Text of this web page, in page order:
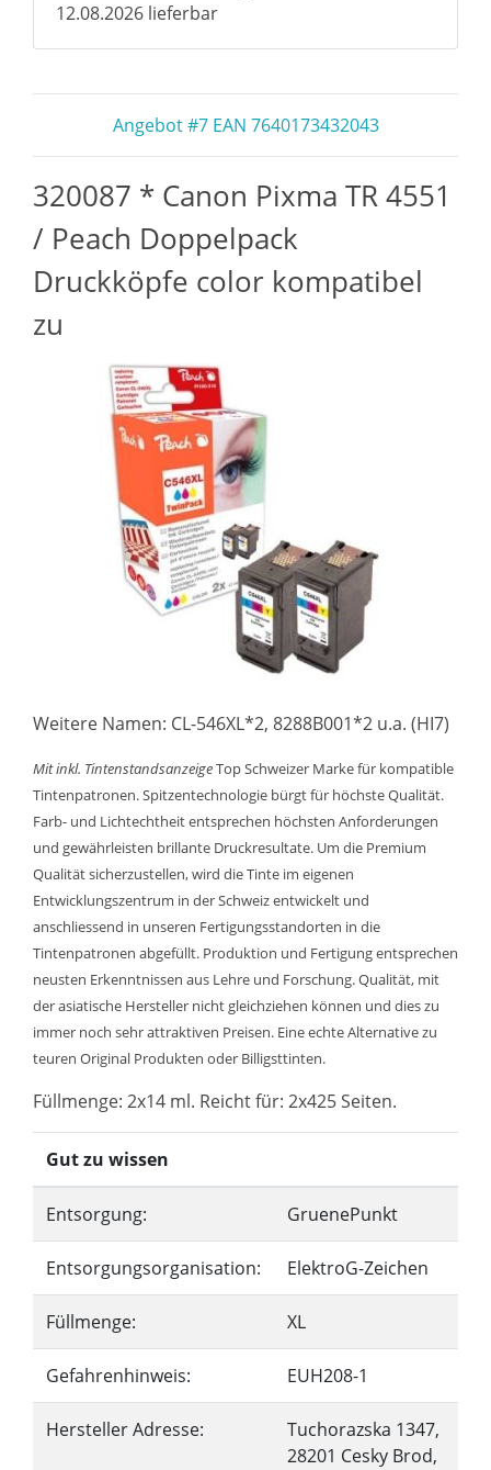
12.08.2026 lieferbar
Angebot #7 EAN 7640173432043
320087 * Canon Pixma TR 4551
/ Peach Doppelpack
Druckköpfe color kompatibel
zu
Weitere Namen: CL-546XL*2, 8288B001*2 u.a. (HI7)
Mit inkl. TintenstandsanzeigeTop Schweizer Marke für kompatible
Tintenpatronen. Spitzentechnologie bürgt für höchste Qualität.
Farb- und Lichtechtheit entsprechen höchsten Anforderungen
und gewährleisten brillante Druckresultate. Um die Premium
Qualität sicherzustellen, wird die Tinte im eigenen
Entwicklungszentrum in der Schweiz entwickelt und
anschliessend in unseren Fertigungsstandorten in die
Tintenpatronen abgefüllt. Produktion und Fertigung entsprechen
neusten Erkenntnissen aus Lehre und Forschung. Qualität, mit
der asiatische Hersteller nicht gleichziehen können und dies zu
immer noch sehr attraktiven Preisen. Eine echte Alternative zu
teuren Original Produkten oder Billigsttinten.
Füllmenge: 2x14 ml. Reicht für: 2x425 Seiten.
Gut zu wissen
Entsorgung: GruenePunkt
Entsorgungsorganisation: ElektroG-Zeichen
Füllmenge: XL
Gefahrenhinweis: EUH208-1
Hersteller Adresse:
Tuchorazska 1347,
28201 Cesky Brod,